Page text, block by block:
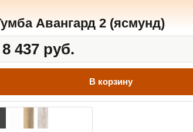
Авангард 2 (ясмунд)
8 437 руб.
В корзину